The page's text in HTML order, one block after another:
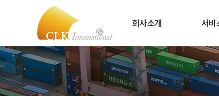
회사소개 서비